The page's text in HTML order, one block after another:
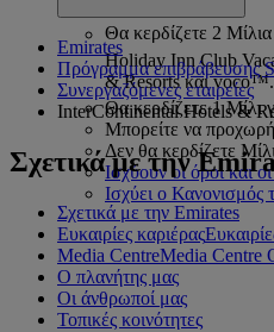
Θα κερδίζετε 2
Holiday Inn Club
& Resorts και voco™.
Θα κερδίζετε 1 Μίλι
Μπορείτε να
Δεν θα κερδίζετε
Ισχύουν οι όροι και
Ισχύει ο
Emirates
Πρόγραμμα επιβράβευσης
Συνεργαζόμενες εταιρείες
InterContinental Hotels &
Σχετικά με την
Σχετικά με την Emirates
Ευκαιρίες καριέρας
Media CentreMedia Centre
Ο πλανήτης μας
Οι άνθρωποί μας
Τοπικές κοινότητες